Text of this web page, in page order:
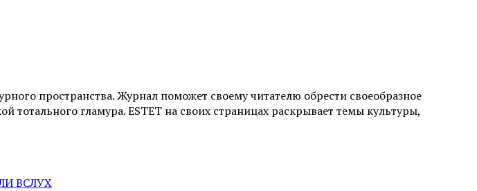
пространства. Журнал поможет своему читателю обрести своеобразное
гламура. ESTET на своих страницах раскрывает темы культуры,
ВСЛУХ